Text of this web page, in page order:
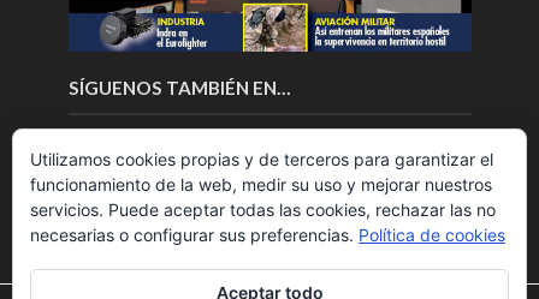
SÍGUENOS TAMBIÉN EN…
Utilizamos cookies propias y de terceros para garantizar el
funcionamiento de la web, medir su uso y mejorar nuestros
servicios. Puede aceptar todas las cookies, rechazar las no
necesarias o configurar sus preferencias. Política de cookies
Aceptar todo